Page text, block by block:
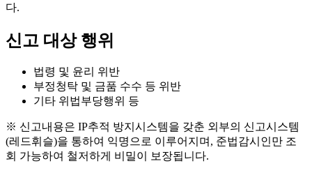
다.
신고 대상 행위
법령 및 윤리 위반
부정청탁 및 금품 수수 등 위반
기타 위법부당행위 등
※ 신고내용은 IP추적 방지시스템을 갖춘 외부의 신고시스템
(레드휘슬)을 통하여 익명으로 이루어지며, 준법감시인만 조
회 가능하여 철저하게 비밀이 보장됩니다.